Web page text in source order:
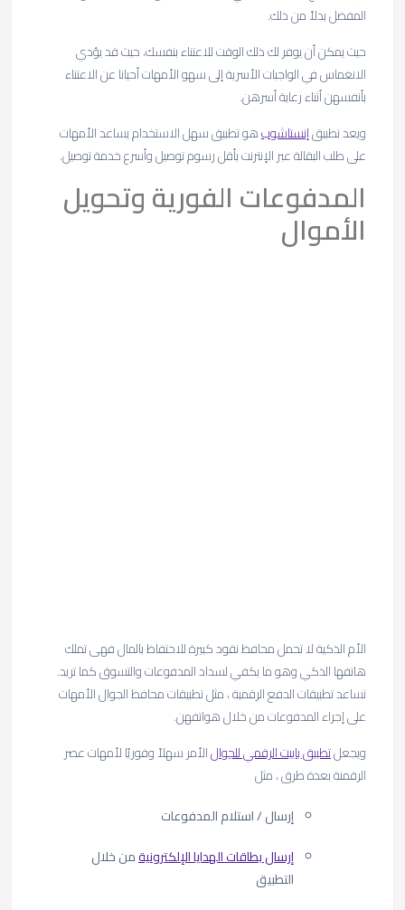
المفضل بدلاً من ذلك.
حيث يمكن أن يوفر لك ذلك الوقت للاعتناء بنفسك، حيث قد يؤدي
الانغماس في الواجبات الأسرية إلى سهو الأمهات أحيانا عن الاعتناء
بأنفسهن أثناء رعاية أسرهن.
ويعد تطبيقإنستاشوبهو تطبيق سهل الاستخدام يساعد الأمهات
على طلب البقالة عبر الإنترنت بأقل رسوم توصيل وأسرع خدمة توصيل.
المدفوعات الفورية وتحويل
الأموال
الأم الذكية لا تحمل محافظ نقود كبيرة للاحتفاظ بالمال فهى تملك
هاتفها الذكي وهو ما يكفي لسداد المدفوعات والتسوق كما تريد.
تساعد تطبيقات الدفع الرقمية ، مثل تطبيقات محافظ الجوال الأمهات
على إجراء المدفوعات من خلال هواتفهن.
ويجعلتطبيق باييت الرقمي للجوالالأمر سهلاً وفوريًا لأمهات عصر
الرقمنة بعدة طرق ، مثل
إرسال / استلام المدفوعات
إرسال بطاقات الهدايا الإلكترونيةمن خلال
التطبيق